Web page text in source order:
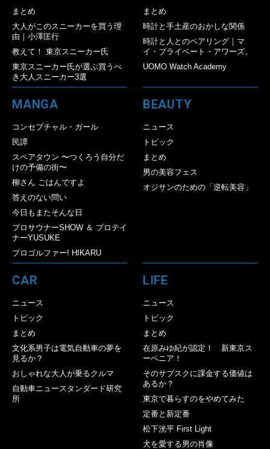
まとめ
大人がこのスニーカーを買う理
由｜小澤匡行
教えて！ 東京スニーカー氏
東京スニーカー氏が選ぶ買うべ
き大人スニーカー3選
まとめ
時計と手土産のおかしな関係
時計と人とのペアリング｜マ
イ・プライベート・アワーズ。
UOMO Watch Academy
MANGA
コンセプチャル・ガール
民譚
スペアタウン 〜つくろう自分だ
けの予備の街〜
柳さん ごはんですよ
答えのない問い
今日もまたそんな日
プロサウナーSHOW ＆ プロテイ
ナーYUSUKE
プロゴルファー! HIKARU
BEAUTY
ニュース
トピック
まとめ
男の美容フェス
オジサンのための「逆転美容」
CAR
ニュース
トピック
まとめ
文化系男子は電気自動車の夢を
見るか？
おしゃれな大人が乗るクルマ
自動車ニュースタンダード研究
所
LIFE
ニュース
トピック
まとめ
在原みゆ紀が認定！ 新東京ス
ーベニア！
そのサブスクに課金する価値は
あるか？
東京で暮らすのをやめてみた
定番と新定番
松下洸平 First Light
犬を愛する男の肖像